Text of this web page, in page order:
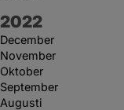
År:
2022
December
November
Oktober
September
Augusti